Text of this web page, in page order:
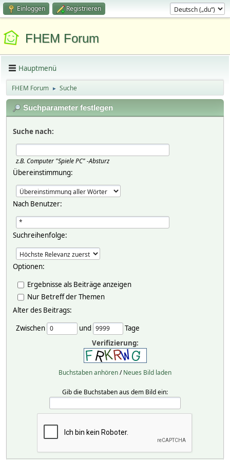
Einloggen Registrieren
FHEM Forum
Hauptmenü
FHEM Forum ► Suche
Suchparameter festlegen
Suche nach:
z.B. Computer "Spiele PC" -Absturz
Übereinstimmung:
Nach Benutzer:
Suchreihenfolge:
Optionen:
Ergebnisse als Beiträge anzeigen
Nur Betreff der Themen
Alter des Beitrags:
Zwischen
und
Tage
Verifizierung:
Buchstaben anhören/Neues Bild laden
Gib die Buchstaben aus dem Bild ein: